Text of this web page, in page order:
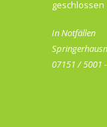
geschlossen
In Notfällen
07151 / 5001